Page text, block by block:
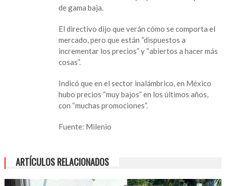
de gama baja.
El directivo dijo que verán cómo se comporta el
mercado, pero que están “dispuestos a
incrementar los precios” y “abiertos a hacer más
cosas”.
Indicó que en el sector inalámbrico, en México
hubo precios “muy bajos” en los últimos años,
con “muchas promociones”.
Fuente: Milenio
ARTÍCULOS RELACIONADOS